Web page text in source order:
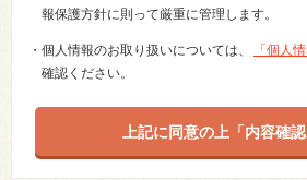
報保護方針に則って厳重に管理します。
・個人情報のお取り扱いについては、 「個人
確認ください。